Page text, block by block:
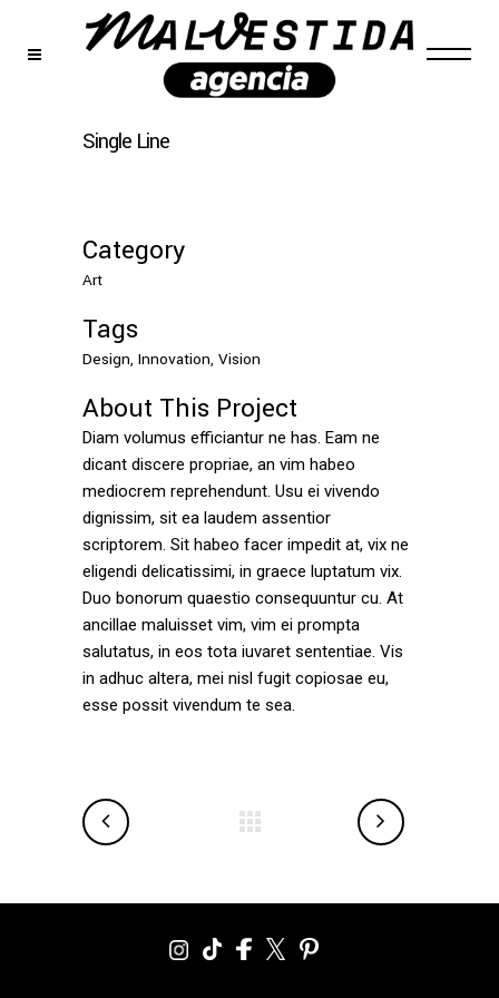
Single Line
Category
Art
Tags
Design, Innovation, Vision
About This Project
Diam volumus efficiantur ne has. Eam ne
dicant discere propriae, an vim habeo
mediocrem reprehendunt. Usu ei vivendo
dignissim, sit ea laudem assentior
scriptorem. Sit habeo facer impedit at, vix ne
eligendi delicatissimi, in graece luptatum vix.
Duo bonorum quaestio consequuntur cu. At
ancillae maluisset vim, vim ei prompta
salutatus, in eos tota iuvaret sententiae. Vis
in adhuc altera, mei nisl fugit copiosae eu,
esse possit vivendum te sea.